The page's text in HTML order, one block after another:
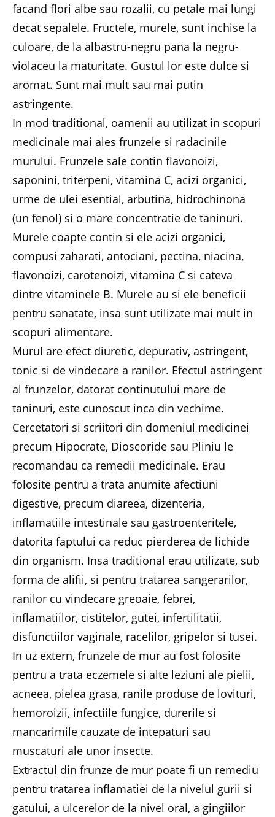
facand flori albe sau rozalii, cu petale mai lungi
decat sepalele. Fructele, murele, sunt inchise la
culoare, de la albastru-negru pana la negru-
violaceu la maturitate. Gustul lor este dulce si
aromat. Sunt mai mult sau mai putin
astringente.
In mod traditional, oamenii au utilizat in scopuri
medicinale mai ales frunzele si radacinile
murului. Frunzele sale contin flavonoizi,
saponini, triterpeni, vitamina C, acizi organici,
urme de ulei esential, arbutina, hidrochinona
(un fenol) si o mare concentratie de taninuri.
Murele coapte contin si ele acizi organici,
compusi zaharati, antociani, pectina, niacina,
flavonoizi, carotenoizi, vitamina C si cateva
dintre vitaminele B. Murele au si ele beneficii
pentru sanatate, insa sunt utilizate mai mult in
scopuri alimentare.
Murul are efect diuretic, depurativ, astringent,
tonic si de vindecare a ranilor. Efectul astringent
al frunzelor, datorat continutului mare de
taninuri, este cunoscut inca din vechime.
Cercetatori si scriitori din domeniul medicinei
precum Hipocrate, Dioscoride sau Pliniu le
recomandau ca remedii medicinale. Erau
folosite pentru a trata anumite afectiuni
digestive, precum diareea, dizenteria,
inflamatiile intestinale sau gastroenteritele,
datorita faptului ca reduc pierderea de lichide
din organism. Insa traditional erau utilizate, sub
forma de alifii, si pentru tratarea sangerarilor,
ranilor cu vindecare greoaie, febrei,
inflamatiilor, cistitelor, gutei, infertilitatii,
disfunctiilor vaginale, racelilor, gripelor si tusei.
In uz extern, frunzele de mur au fost folosite
pentru a trata eczemele si alte leziuni ale pielii,
acneea, pielea grasa, ranile produse de lovituri,
hemoroizii, infectiile fungice, durerile si
mancarimile cauzate de intepaturi sau
muscaturi ale unor insecte.
Extractul din frunze de mur poate fi un remediu
pentru tratarea inflamatiei de la nivelul gurii si
gatului, a ulcerelor de la nivel oral, a gingiilor